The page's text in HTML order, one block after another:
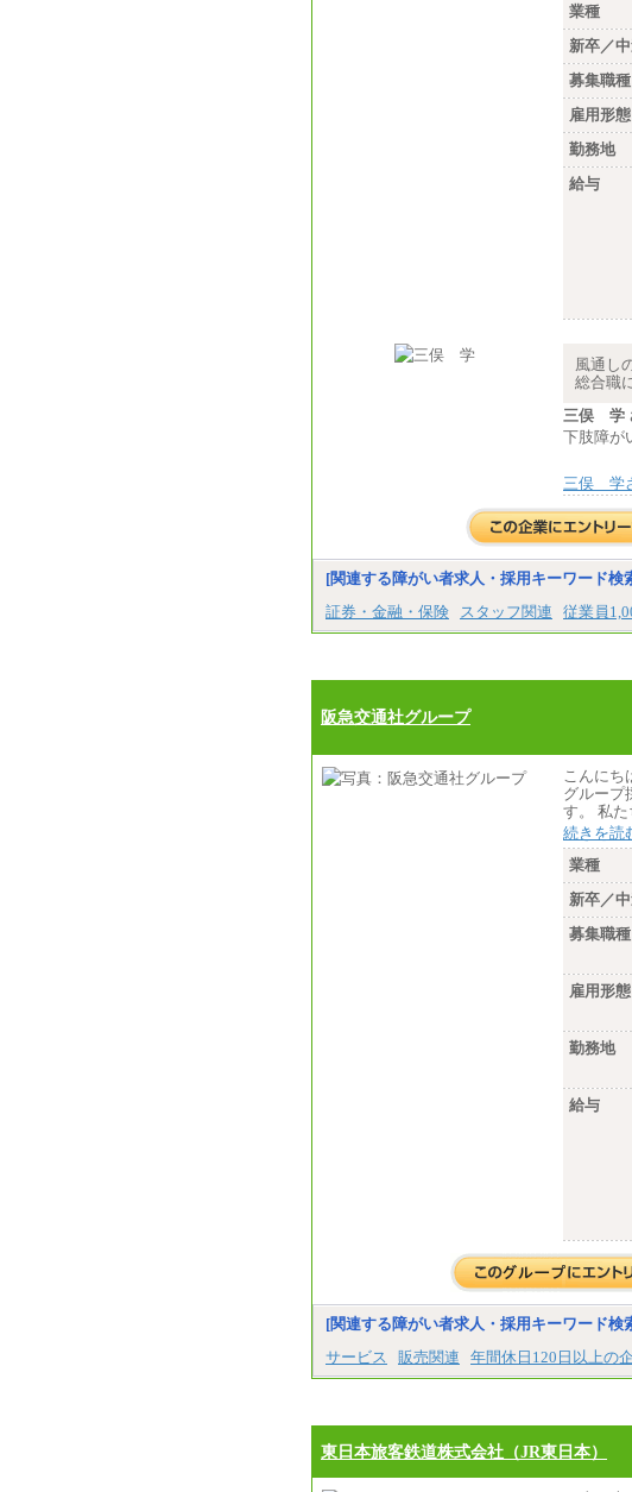
業種
新卒／
募集職種
雇用形態
勤務地
給与
風通し
総合職
三俣 学
下肢障が
三俣 学
[関連する障がい者求人・採用キーワード検
証券・金融・保険
スタッフ関連 従業員
阪急交通社グループ
こんに
グループ
す。 私
続きを読
業種
新卒／
募集職種
雇用形態
勤務地
給与
[関連する障がい者求人・採用キーワード検
サービス
販売関連 年間休日120日以上の
東日本旅客鉄道株式会社（JR東日本）